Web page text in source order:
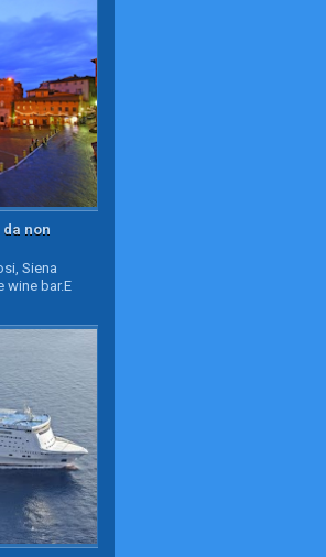
non
Siena
wine bar.E